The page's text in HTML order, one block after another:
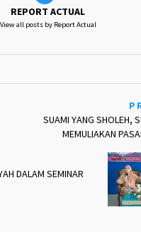
REPORT ACTUAL
View all posts by Report Actual
SUAMI YANG SHOLEH,
MEMULIAKAN
DALAM SEMINAR